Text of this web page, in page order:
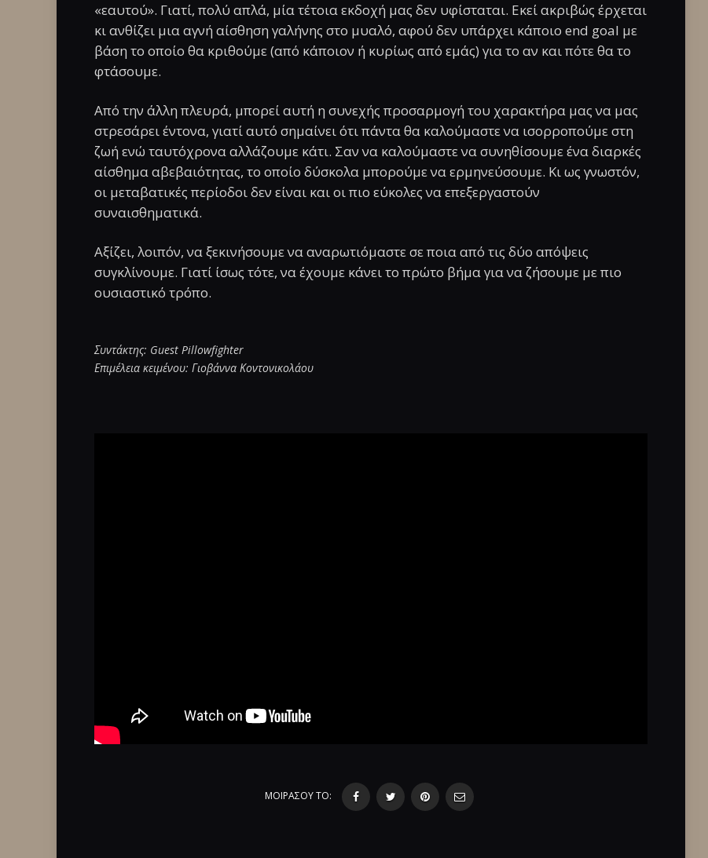
«εαυτού». Γιατί, πολύ απλά, μία τέτοια εκδοχή μας δεν υφίσταται. Εκεί ακριβώς έρχεται
κι ανθίζει μια αγνή αίσθηση γαλήνης στο μυαλό, αφού δεν υπάρχει κάποιο end goal με
βάση το οποίο θα κριθούμε (από κάποιον ή κυρίως από εμάς) για το αν και πότε θα το
φτάσουμε.
Από την άλλη πλευρά, μπορεί αυτή η συνεχής προσαρμογή του χαρακτήρα μας να μας
στρεσάρει έντονα, γιατί αυτό σημαίνει ότι πάντα θα καλούμαστε να ισορροπούμε στη
ζωή ενώ ταυτόχρονα αλλάζουμε κάτι. Σαν να καλούμαστε να συνηθίσουμε ένα διαρκές
αίσθημα αβεβαιότητας, το οποίο δύσκολα μπορούμε να ερμηνεύσουμε. Κι ως γνωστόν,
οι μεταβατικές περίοδοι δεν είναι και οι πιο εύκολες να επεξεργαστούν
συναισθηματικά.
Αξίζει, λοιπόν, να ξεκινήσουμε να αναρωτιόμαστε σε ποια από τις δύο απόψεις
συγκλίνουμε. Γιατί ίσως τότε, να έχουμε κάνει το πρώτο βήμα για να ζήσουμε με πιο
ουσιαστικό τρόπο.
Συντάκτης: Guest Pillowfighter
Επιμέλεια κειμένου: Γιοβάννα Κοντονικολάου
ΜΟΙΡΑΣΟΥ ΤΟ: